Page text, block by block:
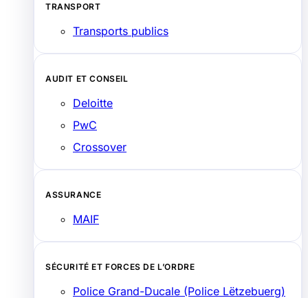
TRANSPORT
Transports publics
AUDIT ET CONSEIL
Deloitte
PwC
Crossover
ASSURANCE
MAIF
SÉCURITÉ ET FORCES DE L’ORDRE
Police Grand-Ducale (Police Lëtzebuerg)